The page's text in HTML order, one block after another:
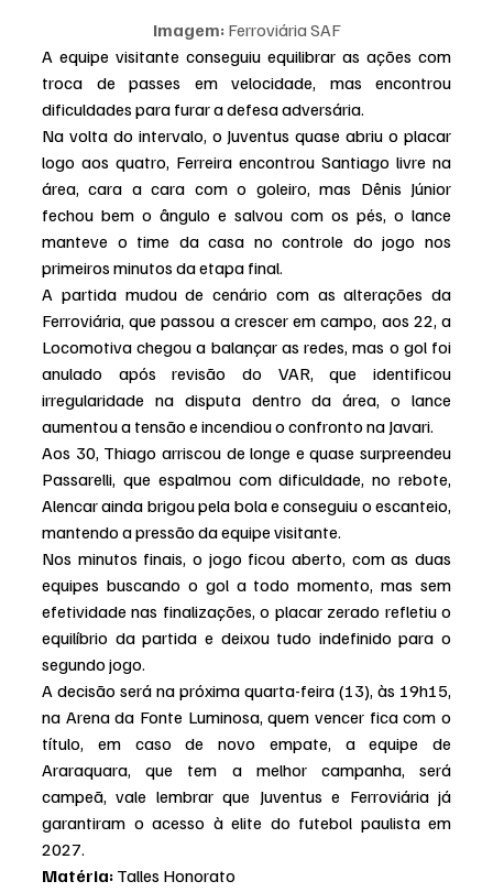
Imagem: Ferroviária SAF
A equipe visitante conseguiu equilibrar as ações com
troca de passes em velocidade, mas encontrou
dificuldades para furar a defesa adversária.
Na volta do intervalo, o Juventus quase abriu o placar
logo aos quatro, Ferreira encontrou Santiago livre na
área, cara a cara com o goleiro, mas Dênis Júnior
fechou bem o ângulo e salvou com os pés, o lance
manteve o time da casa no controle do jogo nos
primeiros minutos da etapa final.
A partida mudou de cenário com as alterações da
Ferroviária, que passou a crescer em campo, aos 22, a
Locomotiva chegou a balançar as redes, mas o gol foi
anulado após revisão do VAR, que identificou
irregularidade na disputa dentro da área, o lance
aumentou a tensão e incendiou o confronto na Javari.
Aos 30, Thiago arriscou de longe e quase surpreendeu
Passarelli, que espalmou com dificuldade, no rebote,
Alencar ainda brigou pela bola e conseguiu o escanteio,
mantendo a pressão da equipe visitante.
Nos minutos finais, o jogo ficou aberto, com as duas
equipes buscando o gol a todo momento, mas sem
efetividade nas finalizações, o placar zerado refletiu o
equilíbrio da partida e deixou tudo indefinido para o
segundo jogo.
A decisão será na próxima quarta-feira (13), às 19h15,
na Arena da Fonte Luminosa, quem vencer fica com o
título, em caso de novo empate, a equipe de
Araraquara, que tem a melhor campanha, será
campeã, vale lembrar que Juventus e Ferroviária já
garantiram o acesso à elite do futebol paulista em
2027.
Matéria: Talles Honorato